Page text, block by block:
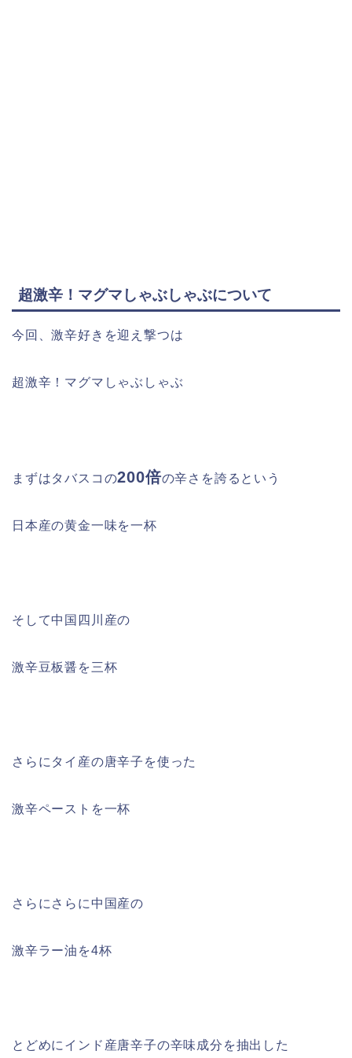
超激辛！マグマしゃぶしゃぶについて
今回、激辛好きを迎え撃つは
超激辛！マグマしゃぶしゃぶ
まずはタバスコの200倍の辛さを誇るという
日本産の黄金一味を一杯
そして中国四川産の
激辛豆板醤を三杯
さらにタイ産の唐辛子を使った
激辛ペーストを一杯
さらにさらに中国産の
激辛ラー油を4杯
とどめにインド産唐辛子の辛味成分を抽出した